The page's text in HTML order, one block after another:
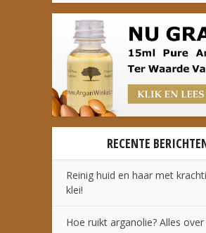
RECENTE
Reinig huid en haar met
klei!
Hoe ruikt arganolie? Alles